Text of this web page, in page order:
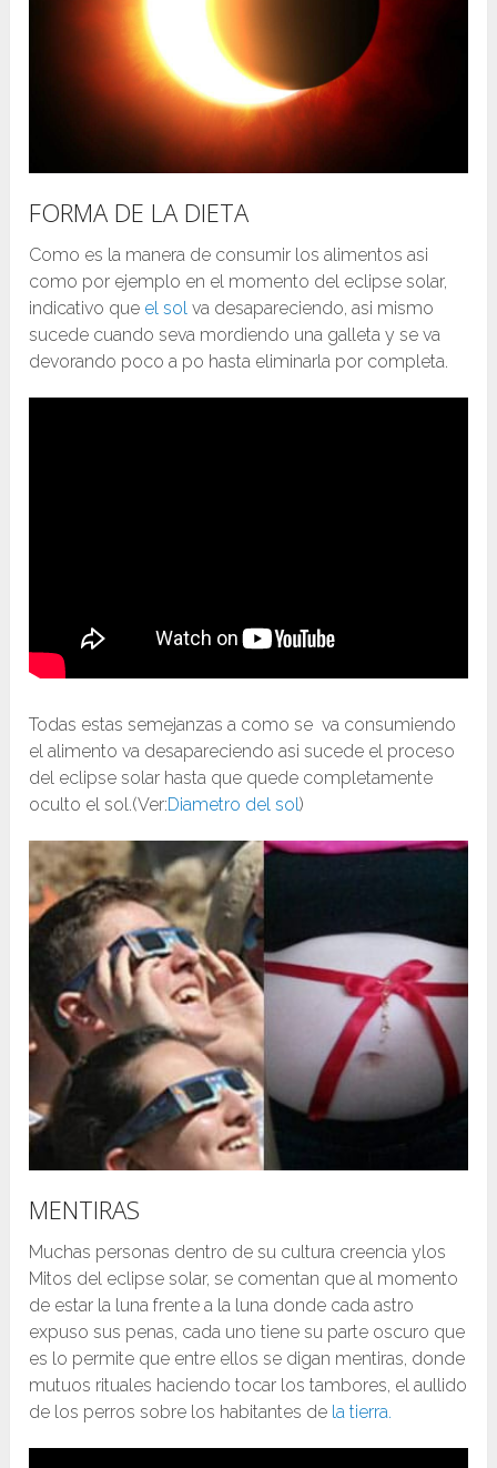
FORMA DE LA DIETA
Como es la manera de consumir los alimentos asi
como por ejemplo en el momento del eclipse solar,
indicativo que el sol va desapareciendo, asi mismo
sucede cuando seva mordiendo una galleta y se va
devorando poco a po hasta eliminarla por completa.
Todas estas semejanzas a como se va consumiendo
el alimento va desapareciendo asi sucede el proceso
del eclipse solar hasta que quede completamente
oculto el sol.(Ver:Diametro del sol)
MENTIRAS
Muchas personas dentro de su cultura creencia ylos
Mitos del eclipse solar, se comentan que al momento
de estar la luna frente a la luna donde cada astro
expuso sus penas, cada uno tiene su parte oscuro que
es lo permite que entre ellos se digan mentiras, donde
mutuos rituales haciendo tocar los tambores, el aullido
de los perros sobre los habitantes de la tierra.